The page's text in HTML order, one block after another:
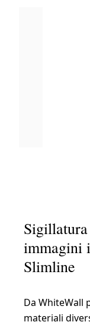
immagini
Slimline
Da WhiteWall
materiali